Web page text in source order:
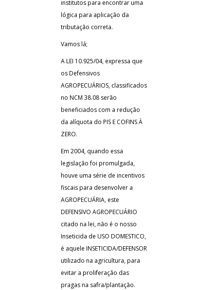
institutos para encontrar uma
lógica para aplicação da
tributação correta.
Vamos lá;
A LEI 10.925/04, expressa que
os Defensivos
AGROPECUÁRIOS, classificados
no NCM 38.08 serão
beneficiados com a redução
da alíquota do PIS E COFINS À
ZERO.
Em 2004, quando essa
legislação foi promulgada,
houve uma série de incentivos
fiscais para desenvolver a
AGROPECUÁRIA, este
DEFENSIVO AGROPECUÁRIO
citado na lei, não é o nosso
Inseticida de USO DOMESTICO,
é aquele INSETICIDA/DEFENSOR
utilizado na agricultura, para
evitar a proliferação das
pragas na safra/plantação.